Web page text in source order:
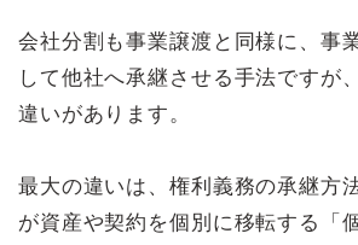
会社分割も事業譲渡と同様に、事
して他社へ承継させる手法ですが
違いがあります。
最大の違いは、権利義務の承継方
が資産や契約を個別に移転する「